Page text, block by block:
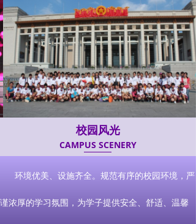
环境优美、设施齐全。规范有序的校园环境，严
谨浓厚的学习氛围，为学子提供安全、舒适、温馨
校园风光
CAMPUS SCENERY